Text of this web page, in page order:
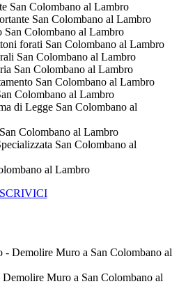
San Colombano al Lambro
San Colombano al Lambro
San Colombano al Lambro
forati San Colombano al Lambro
San Colombano al Lambro
San Colombano al Lambro
San Colombano al Lambro
Colombano al Lambro
di Legge San Colombano al
Colombano al Lambro
San Colombano al
al Lambro
SCRIVICI
Muro a San Colombano al